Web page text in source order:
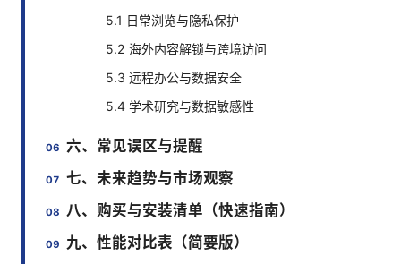
5.1 日常浏览与隐私保护
5.2 海外内容解锁与跨境访问
5.3 远程办公与数据安全
5.4 学术研究与数据敏感性
六、常见误区与提醒
七、未来趋势与市场观察
八、购买与安装清单（快速指南）
九、性能对比表（简要版）